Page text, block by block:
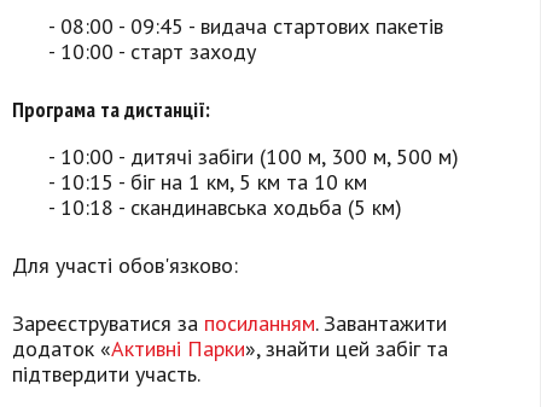
- 08:00 - 09:45 - видача стартових пакетів
- 10:00 - старт заходу
Програма та дистанції:
- 10:00 - дитячі забіги (100 м, 300 м, 500 м)
- 10:15 - біг на 1 км, 5 км та 10 км
- 10:18 - скандинавська ходьба (5 км)
Для участі обов'язково:
Зареєструватися за посиланням. Завантажити
додаток «Активні Парки», знайти цей забіг та
підтвердити участь.